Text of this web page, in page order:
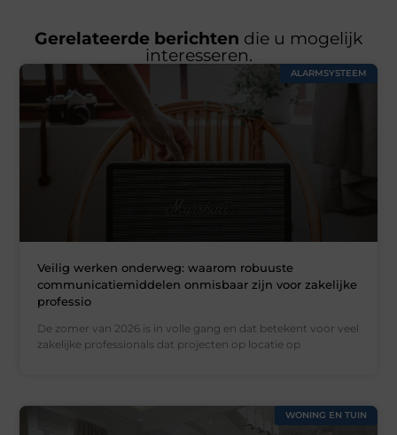
Gerelateerde berichten die u mogelijk
interesseren.
ALARMSYSTEEM
Veilig werken onderweg: waarom robuuste
communicatiemiddelen onmisbaar zijn voor zakelijke
professio
De zomer van 2026 is in volle gang en dat betekent voor veel
zakelijke professionals dat projecten op locatie op
WONING EN TUIN